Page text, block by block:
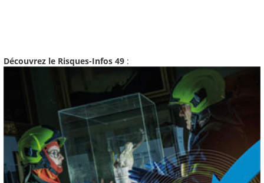
Découvrez le Risques-Infos 49 :